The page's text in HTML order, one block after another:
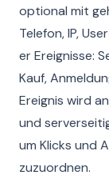
optional mit
Telefon, IP,
er Ereignisse:
Kauf,
Ereignis wird
und
um Klicks und
zuzuordnen.